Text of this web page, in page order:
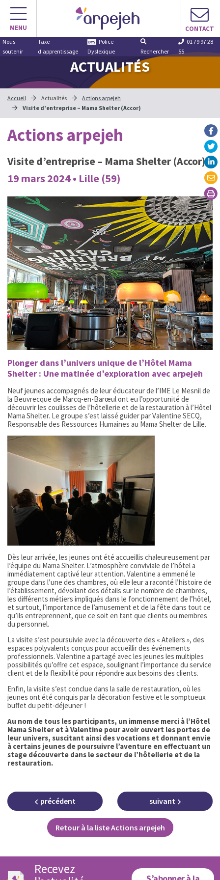
Aller
contenu
MENU CONTACT
Nous
soutenir
Taxe
d'apprentissage
Police
Dyslexique
Rechercher
01 79 97 28
55
ACTUALITÉS
Accueil Actualités
Actions arpejeh
Visite d’entreprise – Mama Shelter (Accor)
Actions arpejeh
Visite d’entreprise – Mama Shelter (Accor)
19 mars 2024 • Lille (59)
Plonger dans l’univers unique de l’Hôtel Mama
Shelter : Une matinée d’exploration avec arpejeh
Neuf jeunes accompagnés de leur éducateur de l’IME Le Mesnil de
la Beuvrecque de Marcq-en-Barœul ont eu l’opportunité de
découvrir les coulisses de l’hôtellerie et de la restauration à l’Hôtel
Mama Shelter. Le groupe s’est laissé guider par Valentine SECQ,
Responsable des Ressources Humaines au Mama Shelter de Lille.
Dès leur arrivée, les jeunes ont été accueillis chaleureusement par
l’équipe du Mama Shelter. L’atmosphère conviviale de l’hôtel a
immédiatement captivé leur attention. Valentine a emmené le
groupe dans l’une des chambres, où elle leur a raconté l’histoire de
l’établissement, dévoilant des détails sur le nombre de chambres,
les différents métiers impliqués dans le fonctionnement de l’hôtel,
et surtout, l’importance de l’amusement et de la fête dans tout ce
qu’ils entreprennent, que ce soit en tant que clients ou membres
du personnel.
La visite s’est poursuivie avec la découverte des « Ateliers », des
espaces polyvalents conçus pour accueillir des événements
professionnels. Valentine a partagé avec les jeunes les multiples
possibilités qu’offre cet espace, soulignant l’importance du service
client et de la flexibilité pour répondre aux besoins des clients.
Enfin, la visite s’est conclue dans la salle de restauration, où les
jeunes ont été conquis par la décoration festive et le somptueux
buffet du petit-déjeuner !
Au nom de tous les participants, un immense merci à l’Hôtel
Mama Shelter et à Valentine pour avoir ouvert les portes de
leur univers, suscitant ainsi des vocations et donnant envie
à certains jeunes de poursuivre l’aventure en effectuant un
stage découverte dans le secteur de l’hôtellerie et de la
restauration.
précédent
Retour à la liste Actions arpejeh
suivant
Recevez